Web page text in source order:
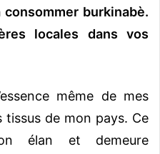
burkinabè.
locales dans vos
même de mes
de mon pays. Ce
élan et demeure